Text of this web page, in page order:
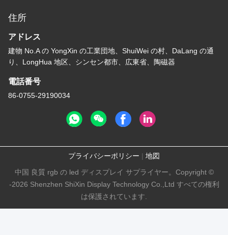
住所
アドレス
建物 No.A の YongXin の工業団地、ShuiWei の村、DaLang の通
り、LongHua 地区、シンセン都市、広東省、陶磁器
電話番号
86-0755-29190034
プライバシーポリシー | 地図
中国 良質 rgb の led ディスプレイ サプライヤー。Copyright ©
-2026 Shenzhen ShiXin Display Technology Co.,Ltd すべての権利
は保護されています.